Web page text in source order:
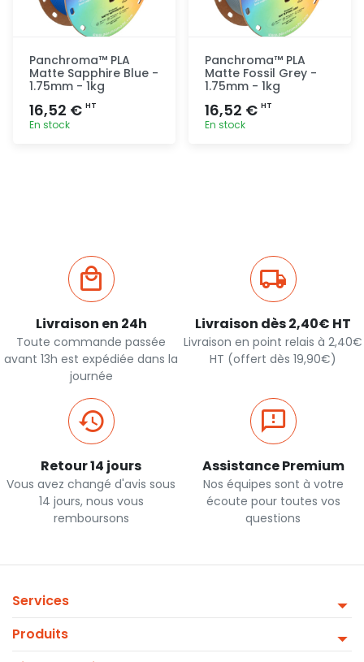
Panchroma™ PLA
Matte Sapphire Blue -
1.75mm - 1kg
16,52 € HT
En stock
Panchroma™ PLA
Matte Fossil Grey -
1.75mm - 1kg
16,52 € HT
En stock
Livraison en 24h
Toute commande passée
avant 13h est expédiée dans la
journée
Livraison dès 2,40€ HT
Livraison en point relais à 2,40€
HT (offert dès 19,90€)
Retour 14 jours
Vous avez changé d'avis sous
14 jours, nous vous
remboursons
Assistance Premium
Nos équipes sont à votre
écoute pour toutes vos
questions
Services
Produits